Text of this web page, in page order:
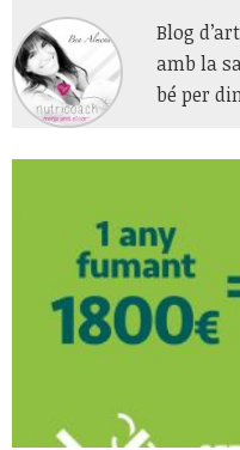
Blog
amb la
bé per